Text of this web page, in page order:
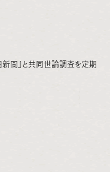
新聞』と共同世論調査を定期